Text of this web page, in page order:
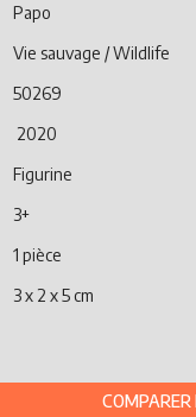
Papo
Vie sauvage / Wildlife
50269
2020
Figurine
3+
1 pièce
3 x 2 x 5 cm
COMPARER